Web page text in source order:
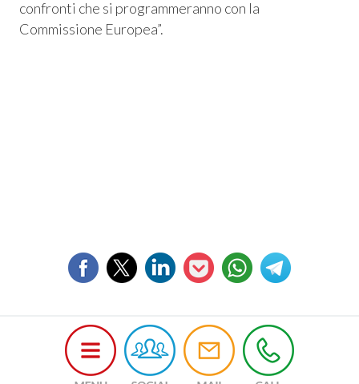
confronti che si programmeranno con la
Commissione Europea”.